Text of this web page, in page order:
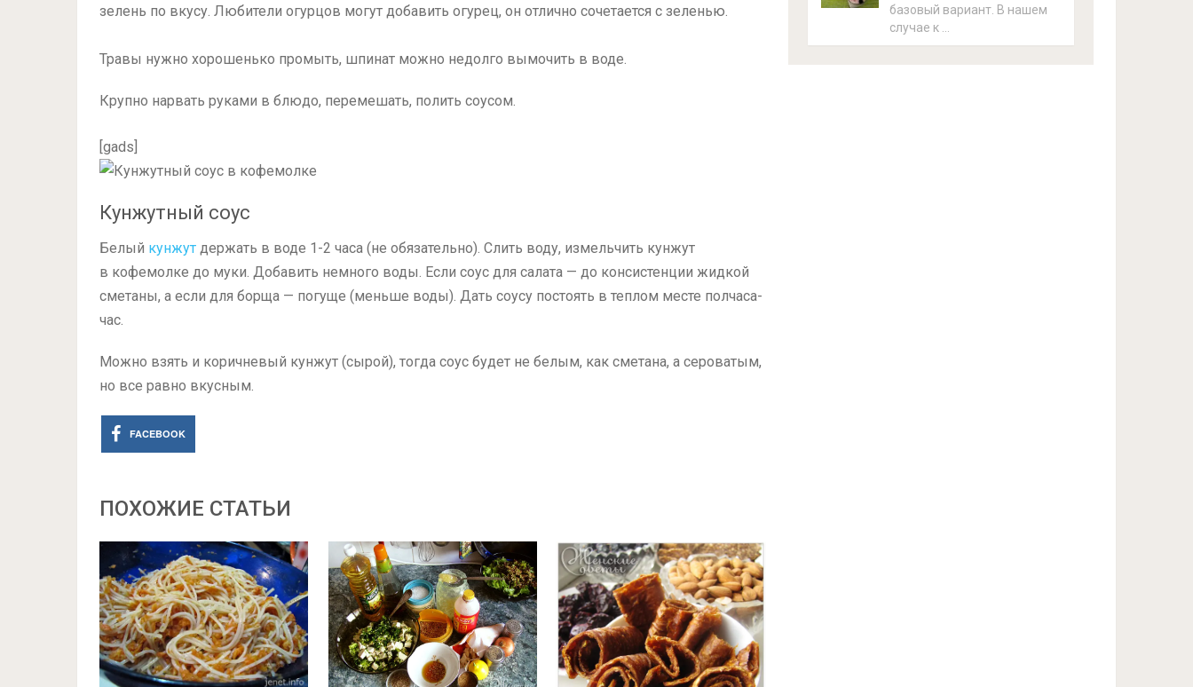
зелень по вкусу. Любители огурцов могут добавить огурец, он отлично сочетается с зеленью.
Травы нужно хорошенько промыть, шпинат можно недолго вымочить в воде.
Крупно нарвать руками в блюдо, перемешать, полить соусом.
[gads]
Кунжутный соус
Белый кунжут держать в воде 1-2 часа (не обязательно). Слить воду, измельчить кунжут
в кофемолке до муки. Добавить немного воды. Если соус для салата — до консистенции жидкой
сметаны, а если для борща — погуще (меньше воды). Дать соусу постоять в теплом месте полчаса-
час.
Можно взять и коричневый кунжут (сырой), тогда соус будет не белым, как сметана, а сероватым,
но все равно вкусным.
FACEBOOK
ПОХОЖИЕ СТАТЬИ
базовый вариант. В нашем
случае к …